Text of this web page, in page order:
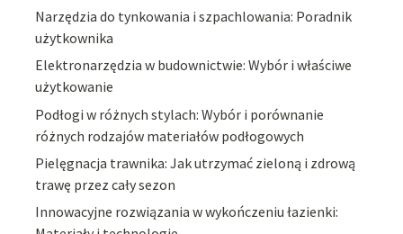
Narzędzia do tynkowania i szpachlowania: Poradnik
użytkownika
Elektronarzędzia w budownictwie: Wybór i właściwe
użytkowanie
Podłogi w różnych stylach: Wybór i porównanie
różnych rodzajów materiałów podłogowych
Pielęgnacja trawnika: Jak utrzymać zieloną i zdrową
trawę przez cały sezon
Innowacyjne rozwiązania w wykończeniu łazienki: